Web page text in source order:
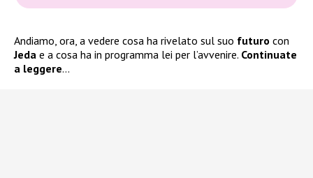
Andiamo, ora, a vedere cosa ha rivelato sul suo futuro con
Jeda e a cosa ha in programma lei per l’avvenire. Continuate
a leggere…